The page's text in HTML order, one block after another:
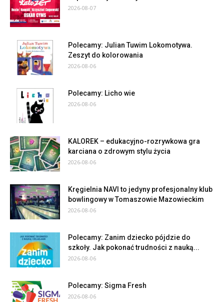
2026-08-07
Polecamy: Julian Tuwim Lokomotywa.
Zeszyt do kolorowania
2026-08-06
Polecamy: Licho wie
2026-08-06
KALOREK – edukacyjno-rozrywkowa gra
karciana o zdrowym stylu życia
2026-08-06
Kręgielnia NAVI to jedyny profesjonalny klub
bowlingowy w Tomaszowie Mazowieckim
2026-08-06
Polecamy: Zanim dziecko pójdzie do
szkoły. Jak pokonać trudności z nauką...
2026-08-06
Polecamy: Sigma Fresh
2026-08-06